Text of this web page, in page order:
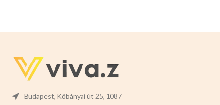
Budapest, Kőbányai út 25, 1087